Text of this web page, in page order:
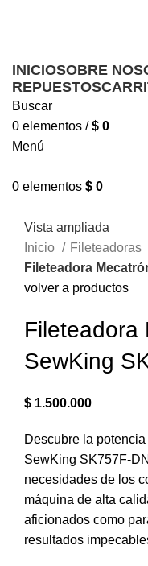
INICIOSOBRE
REPUESTOS
Buscar
0 elementos / $ 0
Menú
0 elementos $ 0
Vista ampliada
Inicio
Fileteadoras
Fileteadora
volver a productos
Fileteadora
SewKing
$ 1.500.000
Descubre la
SewKing SK757F-
necesidades de los
máquina de alta
aficionados como
resultados